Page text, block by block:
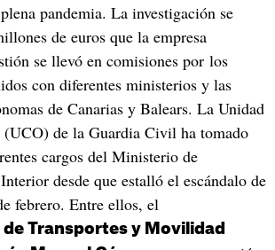
pandemia. La investigación se
de euros que la empresa
se llevó en comisiones por los
con diferentes ministerios y las
de Canarias y Balears. La Unidad
de la Guardia Civil ha tomado
cargos del Ministerio de
desde que estalló el escándalo de
febrero. Entre ellos, el
Transportes y Movilidad